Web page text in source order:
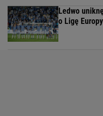
Ledwo
o Ligę